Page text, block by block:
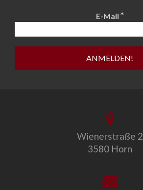
E-Mail *
Wienerstraße 2
3580 Horn